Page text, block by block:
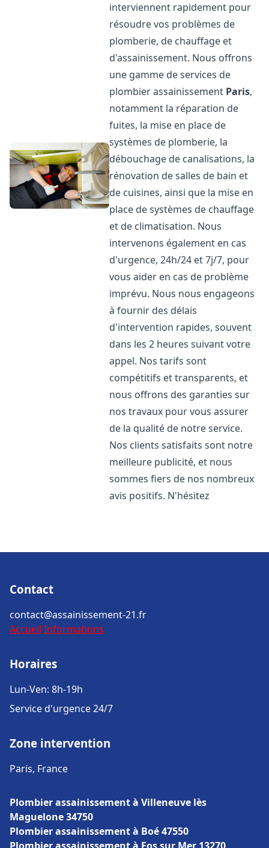
interviennent rapidement pour
résoudre vos problèmes de
plomberie, de chauffage et
d'assainissement. Nous offrons
une gamme de services de
plombier assainissement Paris,
notamment la réparation de
fuites, la mise en place de
systèmes de plomberie, la
débouchage de canalisations, la
rénovation de salles de bain et
de cuisines, ainsi que la mise en
place de systèmes de chauffage
et de climatisation. Nous
intervenons également en cas
d'urgence, 24h/24 et 7j/7, pour
vous aider en cas de problème
imprévu. Nous nous engageons
à fournir des délais
d'intervention rapides, souvent
dans les 2 heures suivant votre
appel. Nos tarifs sont
compétitifs et transparents, et
nous offrons des garanties sur
nos travaux pour vous assurer
de la qualité de notre service.
Nos clients satisfaits sont notre
meilleure publicité, et nous
sommes fiers de nos nombreux
avis positifs. N'hésitez
Contact
contact@assainissement-21.fr
Accueil Informations
Horaires
Lun-Ven: 8h-19h
Service d'urgence 24/7
Zone intervention
Paris, France
Plombier assainissement à Villeneuve lès
Maguelone 34750
Plombier assainissement à Boé 47550